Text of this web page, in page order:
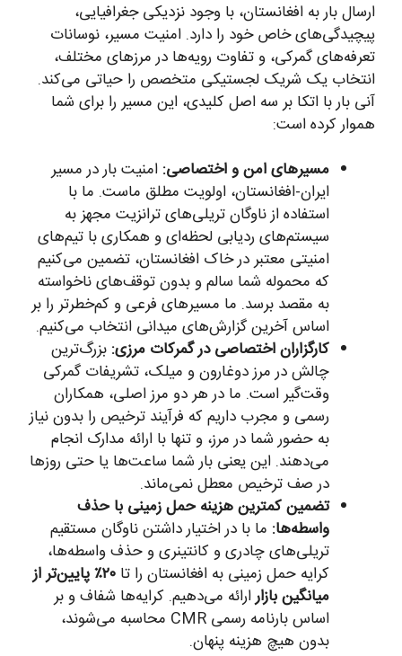
ارسال بار به افغانستان، با وجود نزدیکی جغرافیایی،
پیچیدگی‌های خاص خود را دارد. امنیت مسیر، نوسانات
تعرفه‌های گمرکی، و تفاوت رویه‌ها در مرزهای مختلف،
انتخاب یک شریک لجستیکی متخصص را حیاتی می‌کند.
آنی بار با اتکا بر سه اصل کلیدی، این مسیر را برای شما
هموار کرده است:
مسیرهای امن و اختصاصی: امنیت بار در مسیر
ایران-افغانستان، اولویت مطلق ماست. ما با
استفاده از ناوگان تریلی‌های ترانزیت مجهز به
سیستم‌های ردیابی لحظه‌ای و همکاری با تیم‌های
امنیتی معتبر در خاک افغانستان، تضمین می‌کنیم
که محموله شما سالم و بدون توقف‌های ناخواسته
به مقصد برسد. ما مسیرهای فرعی و کم‌خطرتر را بر
اساس آخرین گزارش‌های میدانی انتخاب می‌کنیم.
کارگزاران اختصاصی در گمرکات مرزی: بزرگ‌ترین
چالش در مرز دوغارون و میلک، تشریفات گمرکی
وقت‌گیر است. ما در هر دو مرز اصلی، همکاران
رسمی و مجرب داریم که فرآیند ترخیص را بدون نیاز
به حضور شما در مرز، و تنها با ارائه مدارک انجام
می‌دهند. این یعنی بار شما ساعت‌ها یا حتی روزها
در صف ترخیص معطل نمی‌ماند.
تضمین کمترین هزینه حمل زمینی با حذف
واسطه‌ها: ما با در اختیار داشتن ناوگان مستقیم
تریلی‌های چادری و کانتینری و حذف واسطه‌ها،
کرایه حمل زمینی به افغانستان را تا
۲۰٪ پایین‌تر از
میانگین بازارارائه می‌دهیم. کرایه‌ها شفاف و بر
اساس بارنامه رسمی CMR محاسبه می‌شوند،
بدون هیچ هزینه پنهان.